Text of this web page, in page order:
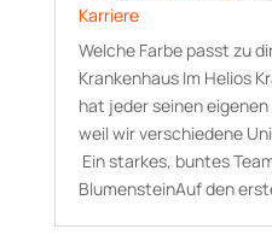
Karriere
Welche Farbe passt zu
Krankenhaus Im Helios
hat jeder seinen
weil wir verschiedene
Ein starkes, buntes
BlumensteinAuf den